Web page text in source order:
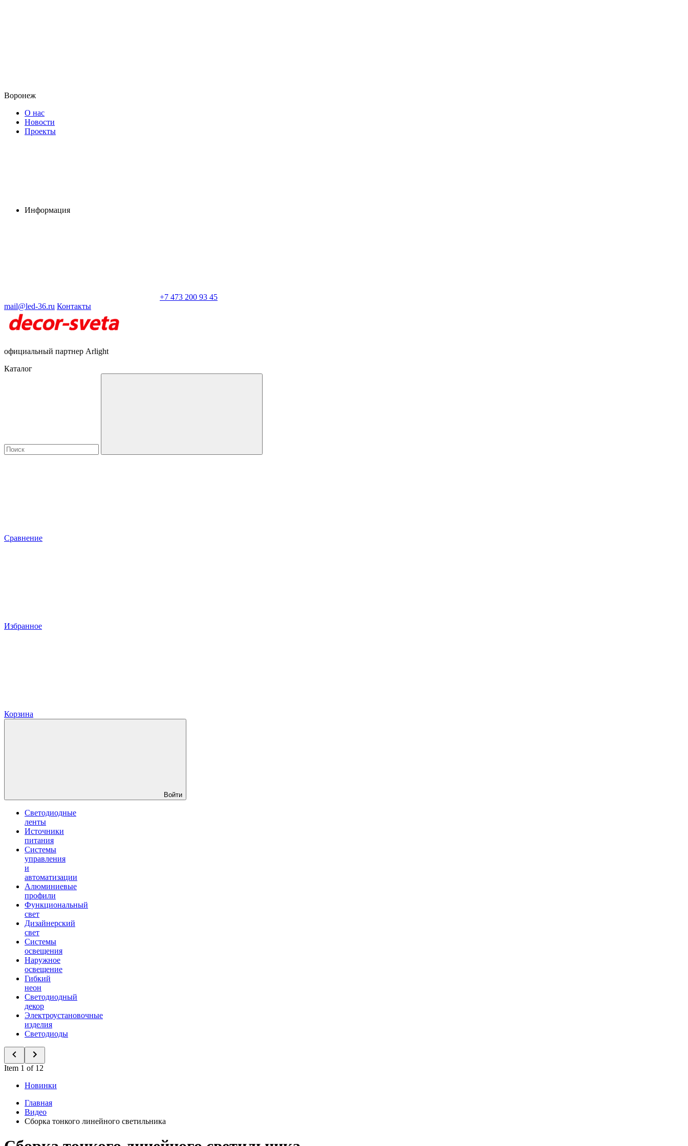
Воронеж
О нас
Новости
Проекты
Информация
+7 473 200 93 45
mail@led-36.ru Контакты
официальный партнер Arlight
Каталог
Сравнение
Избранное
Корзина
Войти
Светодиодные
ленты
Источники
питания
Системы
управления
и
автоматизации
Алюминиевые
профили
Функциональный
свет
Дизайнерский
свет
Системы
освещения
Наружное
освещение
Гибкий
неон
Светодиодный
декор
Электроустановочные
изделия
Светодиоды
Item 1 of 12
Новинки
Главная
Видео
Сборка тонкого линейного светильника